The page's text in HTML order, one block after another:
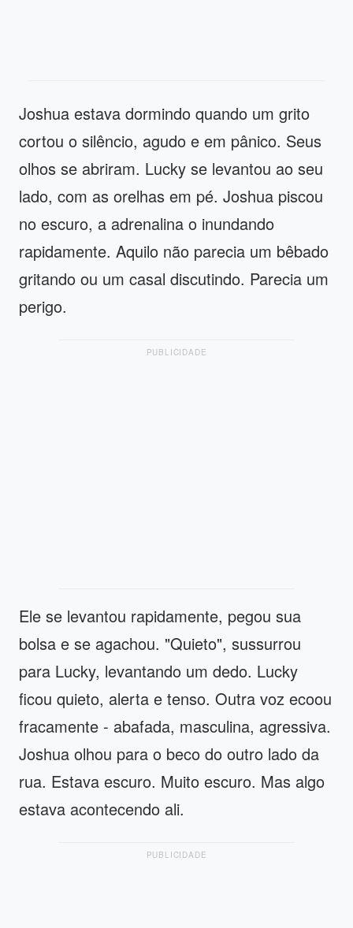
Joshua estava dormindo quando um grito
cortou o silêncio, agudo e em pânico. Seus
olhos se abriram. Lucky se levantou ao seu
lado, com as orelhas em pé. Joshua piscou
no escuro, a adrenalina o inundando
rapidamente. Aquilo não parecia um bêbado
gritando ou um casal discutindo. Parecia um
perigo.
PUBLICIDADE
Ele se levantou rapidamente, pegou sua
bolsa e se agachou. "Quieto", sussurrou
para Lucky, levantando um dedo. Lucky
ficou quieto, alerta e tenso. Outra voz ecoou
fracamente - abafada, masculina, agressiva.
Joshua olhou para o beco do outro lado da
rua. Estava escuro. Muito escuro. Mas algo
estava acontecendo ali.
PUBLICIDADE